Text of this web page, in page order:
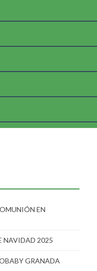
EN
NAVIDAD 2025
GRANADA